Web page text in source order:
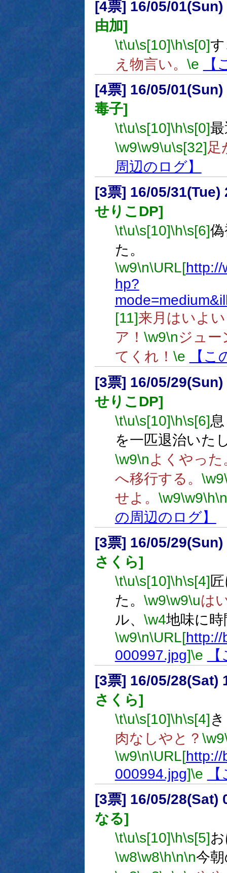
[4票] 16/05/
由加]
\t\u\s[10]\h\s[0]
え物言い。 \e
[4票] 16/05/
毒子]
\t\u\s[10]\h\s[0]
\w9\w9\u\s[32]足
周辺のログ】
[3票] 16/05/31(Tue)
せりこDP]
\t\u\s[10]\h\s[6]
た。
\w9\n\URL[http://
hp?
[11]来月はいよ
ア！ \w9\nジュー
てくれ！ \e
【
[3票] 16/05/
せりこDP]
\t\u\s[10]\h\s[6]
を一匹退治いた
\w9\nよくやった
へ移行する。 \w9
せよ。 \w9\w9\h\n
の周辺のログ】
[3票] 16/05/
さくら]
\t\u\s[10]\h\s[4]
た。 \w9\w9\uは
ル、 \w4地味に
\w9\n\URL[http://
000997.jpg]\e
[3票] 16/05/28(Sat)
さくら]
\t\u\s[10]\h\s[4]
肉なしやと？ \w9
\w9\n\URL[http://
000994.jpg]\e
[3票] 16/05/28(Sat)
なる]
\t\u\s[10]\h\s[5]
\w8\w8\h\n\n今